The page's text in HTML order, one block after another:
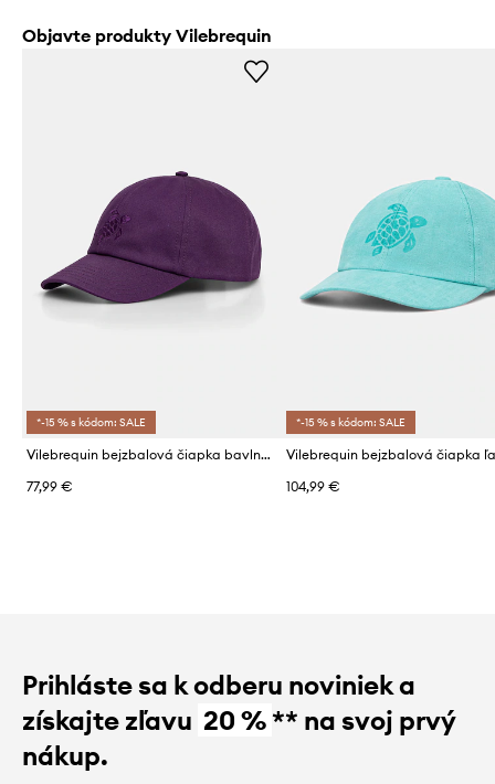
Objavte produkty Vilebrequin
*-15 % s kódom: SALE
Vilebrequin bejzbalová čiapka bavlnená CAPSUN
77,99 €
*-15 % s kódom: SALE
Vilebrequin bejzbalová čiapka
104,99 €
Prihláste sa k odberu noviniek a
získajte zľavu 20 %** na svoj prvý
nákup.